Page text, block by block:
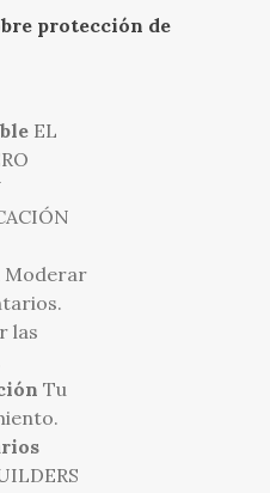
protección de
EL
Moderar
las
Tu